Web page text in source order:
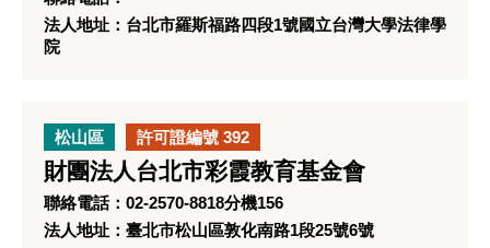
法人地址：台北市羅斯福路四段1號國立台灣大學法律學
院
松山區 許可證編號 392
財團法人台北市彩霞教育基金會
聯絡電話：02-2570-8818分機156
法人地址：臺北市松山區敦化南路1段25號6號